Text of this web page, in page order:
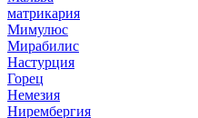
матрикария
Мимулюс
Мирабилис
Настурция
Горец
Немезия
Нирембергия